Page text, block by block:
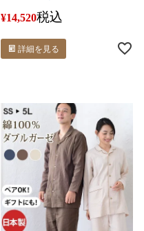
¥14,520税込
詳細を見る